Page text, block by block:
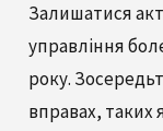
Залишатися
управління
року.
вправах, таких